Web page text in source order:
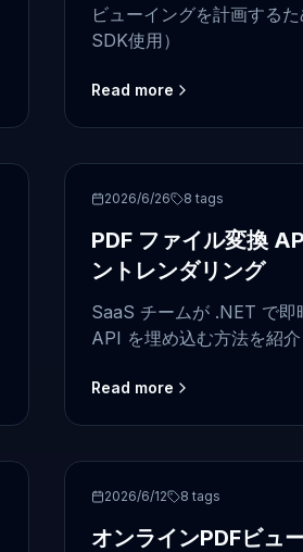
ビューイングを計画する
SDK使用）
Read more
frontend
2026/6/26 8 tags
PDF ファイル変換
ントレンダリング
SaaS チームが .NET で即
API を埋め込む方法を紹
Read more
security
2026/6/12 8 tags
オンラインPDFビュ